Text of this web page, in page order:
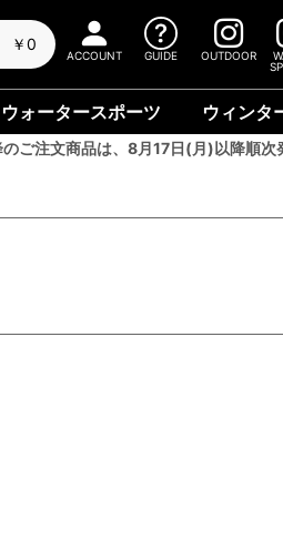
￥0
ACCOUNT GUIDE OUTDOOR
ウォータースポーツ ウィンタ
ご注文商品は、8月17日(月)以降順次